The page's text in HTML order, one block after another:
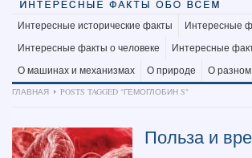
Интересные исторические факты Интересные
Интересные факты о человеке
Интересные
О машинах и механизмах
О природе О разном
ГЛАВНАЯ
POSTS TAGGED "ГЕМОГЛОБИН S"
Польза и